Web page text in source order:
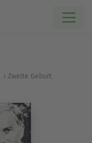
Zweite Geburt